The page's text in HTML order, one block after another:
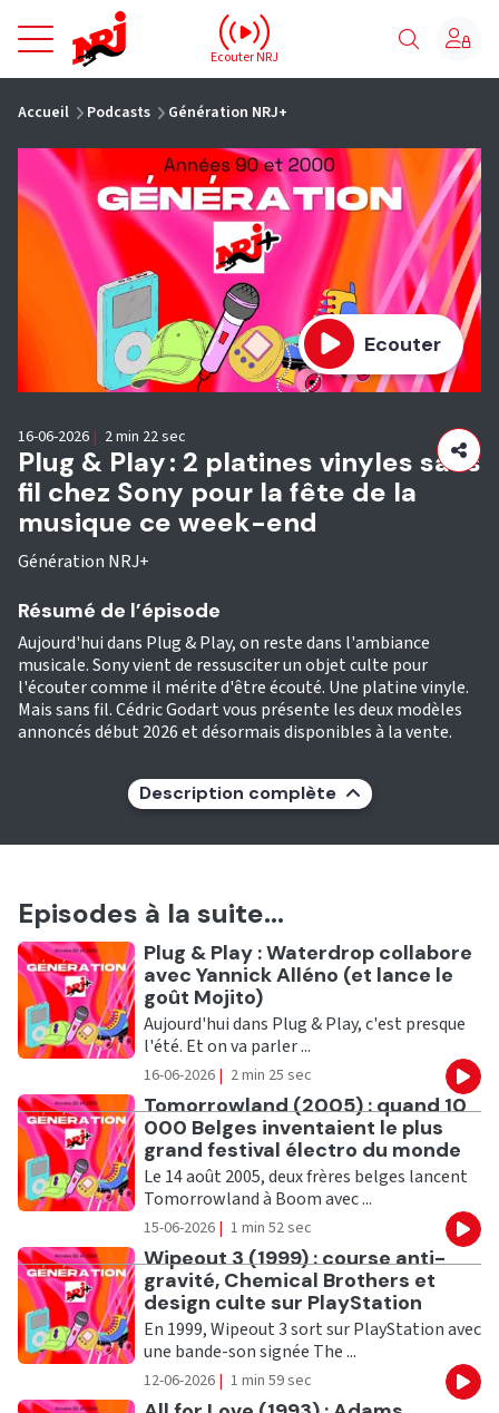
NRJ - Accueil
Ecouter NRJ
Accueil Podcasts Génération NRJ+
Ecouter
Plug & Play : 2 platines vinyles sans
fil chez Sony pour la fête de la
musique ce week-end
Génération NRJ+
16-06-2026 | 2 min 22 sec
Résumé de l’épisode
Aujourd'hui dans Plug & Play, on reste dans l'ambiance
musicale. Sony vient de ressusciter un objet culte pour
l'écouter comme il mérite d'être écouté. Une platine vinyle.
Mais sans fil. Cédric Godart vous présente les deux modèles
annoncés début 2026 et désormais disponibles à la vente.
Description complète
Episodes à la suite...
Ecouter
Plug & Play : Waterdrop collabore
avec Yannick Alléno (et lance le
goût Mojito)
Aujourd'hui dans Plug & Play, c'est presque
l'été. Et on va parler ...
16-06-2026 | 2 min 25 sec
Ecouter
Tomorrowland (2005) : quand 10
000 Belges inventaient le plus
grand festival électro du monde
Le 14 août 2005, deux frères belges lancent
Tomorrowland à Boom avec ...
15-06-2026 | 1 min 52 sec
Ecouter
Wipeout 3 (1999) : course anti-
gravité, Chemical Brothers et
design culte sur PlayStation
En 1999, Wipeout 3 sort sur PlayStation avec
une bande-son signée The ...
12-06-2026 | 1 min 59 sec